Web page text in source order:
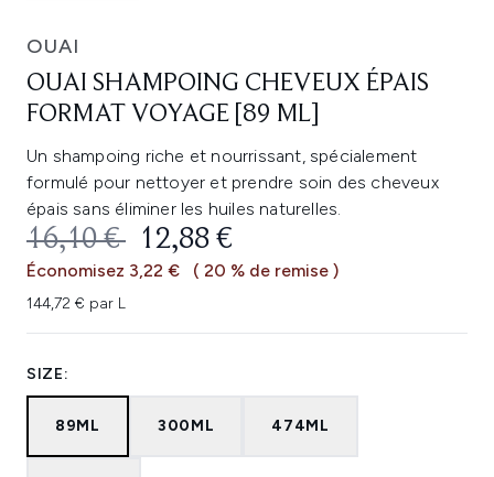
OUAI
OUAI SHAMPOING CHEVEUX ÉPAIS
FORMAT VOYAGE [89 ML]
Un shampoing riche et nourrissant, spécialement
formulé pour nettoyer et prendre soin des cheveux
épais sans éliminer les huiles naturelles.
PRIX DE VENTE :
16,10 € PRIX ​​ACTUEL :
12,88 €
Économisez 3,22 € ( 20 % de remise )
144,72 € par L
SIZE:
89ML 300ML 474ML